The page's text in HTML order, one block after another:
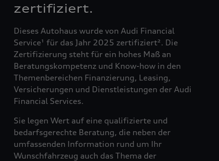
zertifiziert.
Dieses Autohaus wurde von Audi Financial
Service¹ für das Jahr 2025 zertifiziert². Die
Zertifizierung steht für ein hohes Maß an
Beratungskompetenz und Know-how in den
Themenbereichen Finanzierung, Leasing,
Versicherungen und Dienstleistungen der Audi
Financial Services.
Sie legen Wert auf eine qualifizierte und
bedarfsgerechte Beratung, die neben der
umfassenden Information rund um Ihr
Wunschfahrzeug auch das Thema der